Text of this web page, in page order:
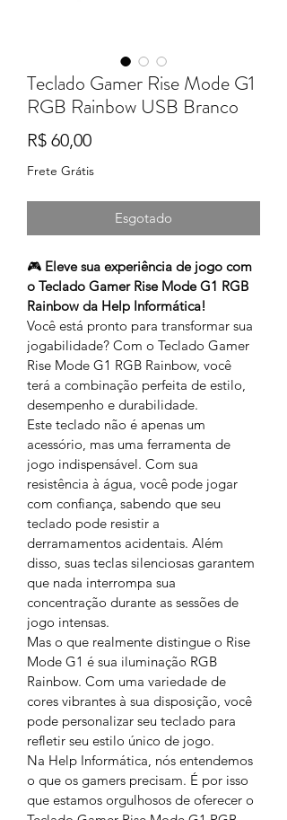
Teclado Gamer Rise Mode G1
RGB Rainbow USB Branco
R$ 60,00Preço
Frete Grátis
Esgotado
🎮 Eleve sua experiência de jogo com
o Teclado Gamer Rise Mode G1 RGB
Rainbow da Help Informática!
Você está pronto para transformar sua
jogabilidade? Com o Teclado Gamer
Rise Mode G1 RGB Rainbow, você
terá a combinação perfeita de estilo,
desempenho e durabilidade.
Este teclado não é apenas um
acessório, mas uma ferramenta de
jogo indispensável. Com sua
resistência à água, você pode jogar
com confiança, sabendo que seu
teclado pode resistir a
derramamentos acidentais. Além
disso, suas teclas silenciosas garantem
que nada interrompa sua
concentração durante as sessões de
jogo intensas.
Mas o que realmente distingue o Rise
Mode G1 é sua iluminação RGB
Rainbow. Com uma variedade de
cores vibrantes à sua disposição, você
pode personalizar seu teclado para
refletir seu estilo único de jogo.
Na Help Informática, nós entendemos
o que os gamers precisam. É por isso
que estamos orgulhosos de oferecer o